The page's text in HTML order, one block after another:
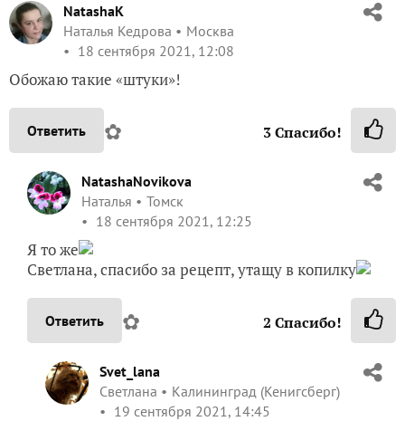
NatashaK
Наталья Кедрова
Москва
18 сентября 2021, 12:08
Обожаю такие «штуки»!
Ответить ✿ 3Спасибо!
NatashaNovikova
Наталья
Томск
18 сентября 2021, 12:25
Я то же
Светлана, спасибо за рецепт, утащу в копилку
Ответить ✿ 2 Спасибо!
Svet_lana
Светлана
Калининград (Кенигсберг)
19 сентября 2021, 14:45